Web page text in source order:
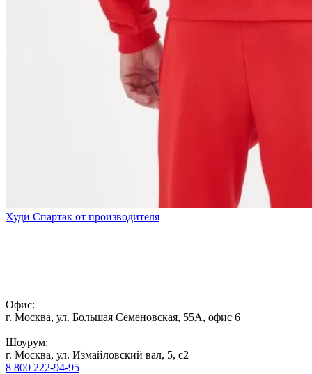
Худи Спартак от производителя
Офис:
г. Москва, ул. Большая Семеновская, 55А, офис 6
Шоурум:
г. Москва, ул. Измайловский вал, 5, с2
8 800 222-94-95